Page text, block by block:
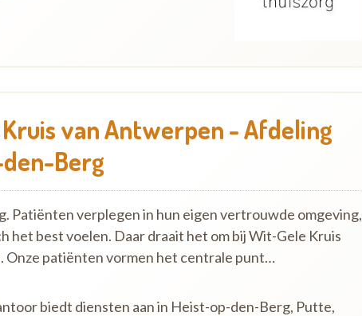
van Antwerpen - Afdeling
Berg
Patiënten verplegen in hun eigen vertrouwde omgeving,
het best voelen. Daar draait het om bij Wit-Gele Kruis
Onze patiënten vormen het centrale punt…
biedt diensten aan in Heist-op-den-Berg, Putte,